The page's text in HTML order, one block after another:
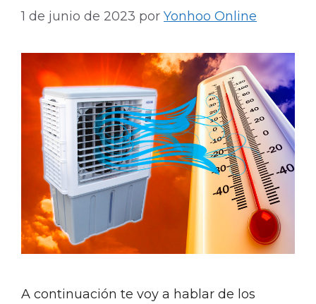
1 de junio de 2023 por Yonhoo Online
A continuación te voy a hablar de los